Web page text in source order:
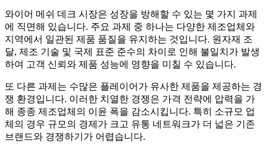
와이어 메쉬 데크 시장은 성장을 방해할 수 있는 몇 가지 과제
에 직면해 있습니다. 주요 과제 중 하나는 다양한 제조업체와
지역에서 일관된 제품 품질을 유지하는 것입니다. 원자재 조
달, 제조 기술 및 국제 표준 준수의 차이로 인해 불일치가 발생
하여 고객 신뢰와 제품 성능에 영향을 미칠 수 있습니다.
또 다른 과제는 수많은 플레이어가 유사한 제품을 제공하는 경
쟁 환경입니다. 이러한 치열한 경쟁은 가격 전략에 압력을 가
해 종종 제조업체의 이윤 폭을 감소시킵니다. 특히 소규모 업
체의 경우 규모의 경제가 크고 유통 네트워크가 더 넓은 기존
브랜드와 경쟁하기가 어렵습니다.